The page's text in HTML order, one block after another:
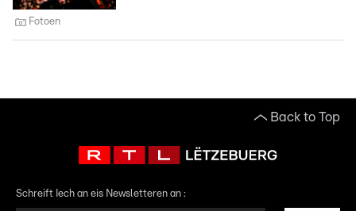
Fotoen
Back to Top
Schreift Iech an eis Newsletteren an :